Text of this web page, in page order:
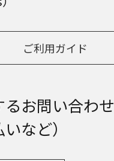
ご利用ガイド
お問い合わせ
など）